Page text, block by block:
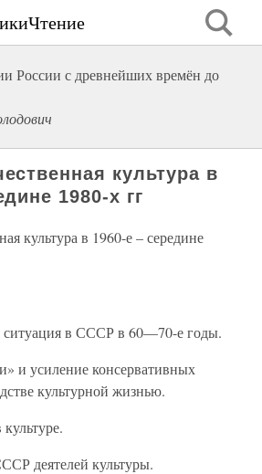
России с древнейших времён до
культура в
1980-х гг
культура в 1960-е – середине
ситуация в СССР в 60—70-е годы.
и усиление консервативных
культурной жизнью.
деятелей культуры.